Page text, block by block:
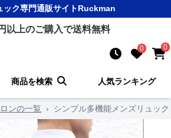
ック専門通販サイトRuckman
以上のご購入で送料無料
0 0
商品を検索 人気ランキング
ンの一覧 › シンプル多機能メンズリュック